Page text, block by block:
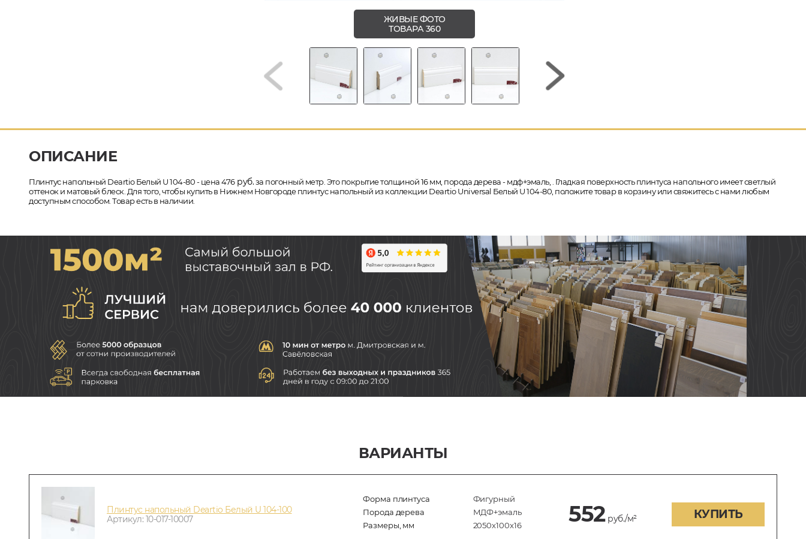
ЖИВЫЕ ФОТО
ТОВАРА 360
ОПИСАНИЕ
Плинтус напольный Deartio Белый U 104-80 - цена 476руб.за погонный метр. Это покрытие толщиной 16 мм, порода дерева - мдф+эмаль, . Гладкая поверхность плинтуса напольного имеет светлый
оттенок и матовый блеск. Для того, чтобы купить в Нижнем Новгороде плинтус напольный из коллекции Deartio Universal Белый U 104-80, положите товар в корзину или свяжитесь с нами любым
доступным способом. Товар есть в наличии.
ВАРИАНТЫ
Плинтус напольный Deartio Белый U 104-100
Артикул: 10-017-10007
Форма плинтуса
Фигурный
Порода дерева
МДФ+эмаль
Размеры, мм
2050x100x16 552руб./м² КУПИТЬ